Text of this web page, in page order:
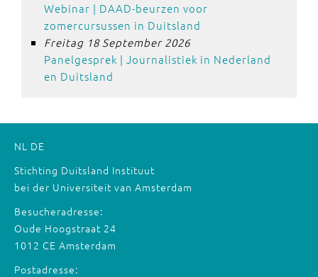
Webinar | DAAD-beurzen voor
zomercursussen in Duitsland
Freitag 18 September 2026
Panelgesprek | Journalistiek in Nederland
en Duitsland
NL DE
Stichting Duitsland Instituut
bei der Universiteit van Amsterdam
Besucheradresse:
Oude Hoogstraat 24
1012 CE Amsterdam
Postadresse: